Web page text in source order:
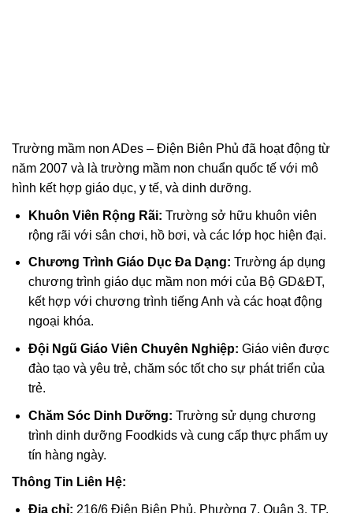
Trường mầm non ADes – Điện Biên Phủ đã hoạt động từ
năm 2007 và là trường mầm non chuẩn quốc tế với mô
hình kết hợp giáo dục, y tế, và dinh dưỡng.
Khuôn Viên Rộng Rãi: Trường sở hữu khuôn viên
rộng rãi với sân chơi, hồ bơi, và các lớp học hiện đại.
Chương Trình Giáo Dục Đa Dạng: Trường áp dụng
chương trình giáo dục mầm non mới của Bộ GD&ĐT,
kết hợp với chương trình tiếng Anh và các hoạt động
ngoại khóa.
Đội Ngũ Giáo Viên Chuyên Nghiệp: Giáo viên được
đào tạo và yêu trẻ, chăm sóc tốt cho sự phát triển của
trẻ.
Chăm Sóc Dinh Dưỡng: Trường sử dụng chương
trình dinh dưỡng Foodkids và cung cấp thực phẩm uy
tín hàng ngày.
Thông Tin Liên Hệ:
Địa chỉ: 216/6 Điện Biên Phủ, Phường 7, Quận 3, TP.